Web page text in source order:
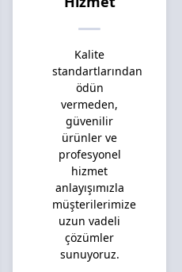
Kalite
standartlarından
ödün
vermeden,
güvenilir
ürünler ve
profesyonel
hizmet
anlayışımızla
müşterilerimize
uzun vadeli
çözümler
sunuyoruz.